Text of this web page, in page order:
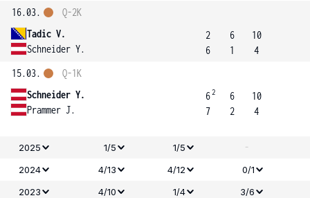
16.03.
Tadic V.
Schneider Y.
Q-2K
2
6
6
1
10
4
15.03.
Schneider Y.
Prammer J.
Q-1K
62
7
6
2
10
4
2025 1/5 1/5 -
2024 4/13 4/12
0/1
2023
4/10 1/4
3/6